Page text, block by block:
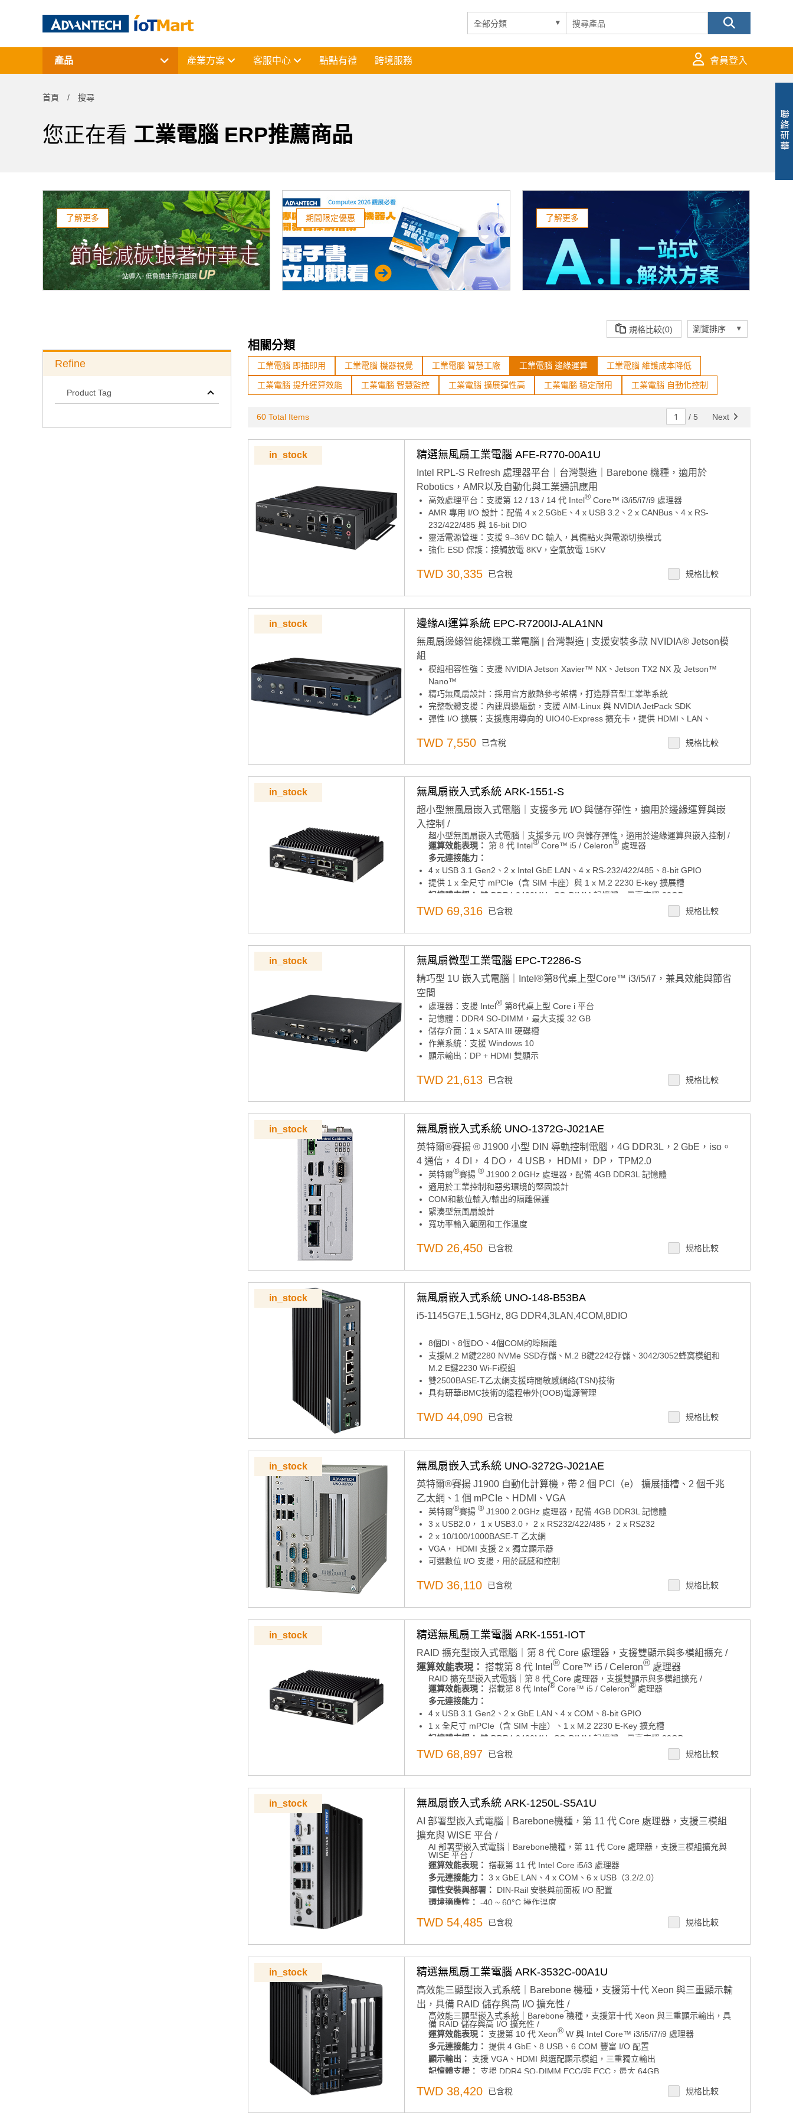
產品 產業方案 客服中心 點點有禮 跨境服務 會員登入
電腦平台
周邊應用組件
授權軟體與研華課程
首頁 搜尋
您正在看 工業電腦 ERP推薦商品
了解更多 期間限定優惠 了解更多
規格比較(0)
Refine
Product Tag
相關分類
工業電腦 即插即用 工業電腦 機器視覺 工業電腦 智慧工廠 工業電腦 邊緣運算 工業電腦 維護成本降低
工業電腦 提升運算效能 工業電腦 智慧監控 工業電腦 擴展彈性高 工業電腦 穩定耐用 工業電腦 自動化控制
60 Total Items / 5 Next
in_stock 精選無風扇工業電腦 AFE-R770-00A1U
Intel RPL-S Refresh 處理器平台｜台灣製造｜Barebone 機種，適用於
Robotics，AMR以及自動化與工業通訊應用
高效處理平台：支援第 12 / 13 / 14 代 Intel®Core™ i3/i5/i7/i9 處理器
AMR 專用 I/O 設計：配備 4 x 2.5GbE、4 x USB 3.2、2 x CANBus、4 x RS-
232/422/485 與 16-bit DIO
靈活電源管理：支援 9–36V DC 輸入，具備點火與電源切換模式
強化 ESD 保護：接觸放電 8KV，空氣放電 15KV
軟體整合支援：相容 Ubuntu 22.04，內建 Advantech Robotic Suite
更多資訊歡迎觀看2026嵌入式設計特刊
TWD 30,335 已含稅 規格比較
in_stock 邊緣AI運算系統 EPC-R7200IJ-ALA1NN
無風扇邊緣智能裸機工業電腦 | 台灣製造 | 支援安裝多款 NVIDIA® Jetson模
組
模組相容性強：支援 NVIDIA Jetson Xavier™ NX、Jetson TX2 NX 及 Jetson™
Nano™
精巧無風扇設計：採用官方散熱參考架構，打造靜音型工業準系統
完整軟體支援：內建周邊驅動，支援 AIM-Linux 與 NVIDIA JetPack SDK
彈性 I/O 擴展：支援應用導向的 UIO40-Express 擴充卡，提供 HDMI、LAN、
工業級耐用性：支援 -20 ~ 60°C 寬溫、強化電源輸入與抗震特性
TWD 7,550 已含稅 規格比較
in_stock 無風扇嵌入式系統 ARK-1551-S
超小型無風扇嵌入式電腦｜支援多元 I/O 與儲存彈性，適用於邊緣運算與嵌
入控制 /
運算效能表現：第 8 代 Intel®Core™ i5 / Celeron ®處理器
多元連接能力：
4 x USB 3.1 Gen2、2 x Intel GbE LAN、4 x RS-232/422/485、8-bit GPIO
提供 1 x 全尺寸 mPCIe（含 SIM 卡座）與 1 x M.2 2230 E-key 擴展槽
記憶體支援： 雙 DDR4 2400MHz SO-DIMM 記憶體，最高支援 32GB
儲存擴充彈性：
支援 Advantech SQF PCIe x2 NVMe 儲存裝置
顯示輸出：支援 4K2K HDMI 與 VGA 雙獨立顯示輸出
電源管理：
安全性機制：本產品無 RED 認證
產品諮詢服務：規格諮詢 / 案場規劃 / 交期確認請點此
超小型無風扇嵌入式電腦｜支援多元 I/O 與儲存彈性，適用於邊緣運算與嵌入控制 /
運算效能表現：
第 8 代 Intel®Core™ i5 / Celeron®處理器
多元連接能力：
4 x USB 3.1 Gen2、2 x Intel GbE LAN、4 x RS-232/422/485、8-bit GPIO
提供 1 x 全尺寸 mPCIe（含 SIM 卡座）與 1 x M.2 2230 E-key 擴展槽
記憶體支援： 雙 DDR4 2400MHz SO-DIMM 記憶體，最高支援 32GB
儲存擴充彈性：
1 x 可插拔 2.5 吋 SATA 硬碟托架與 1 x mSATA 插槽，支援 Intel 軟體 RAID 0/1
作業系統相容性：支援 Windows 10 IoT /Windows 11 IoT（選配）
支援 Advantech SQF PCIe x2 NVMe 儲存裝置
顯示輸出：支援 4K2K HDMI 與 VGA 雙獨立顯示輸出
安全性機制：本產品無 RED 認證
產品諮詢服務：
TWD 69,316 已含稅 規格比較
in_stock 無風扇微型工業電腦 EPC-T2286-S
精巧型 1U 嵌入式電腦｜Intel®第8代桌上型Core™ i3/i5/i7，兼具效能與節省
空間
處理器：支援 Intel®第8代桌上型 Core i 平台
記憶體：DDR4 SO-DIMM，最大支援 32 GB
儲存介面：1 x SATA III 硬碟槽
作業系統：支援 Windows 10
顯示輸出：DP + HDMI 雙顯示
軟體支援：SUSI、WISE-DeviceOn 及 Edge AI Suite
TWD 21,613 已含稅 規格比較
in_stock 無風扇嵌入式系統 UNO-1372G-J021AE
英特爾®賽揚 ® J1900 小型 DIN 導軌控制電腦，4G DDR3L，2 GbE，iso。
4 通信， 4 DI， 4 DO， 4 USB， HDMI， DP， TPM2.0
英特爾®賽揚 ®J1900 2.0GHz 處理器，配備 4GB DDR3L 記憶體
適用於工業控制和惡劣環境的堅固設計
COM和數位輸入/輸出的隔離保護
緊湊型無風扇設計
寬功率輸入範圍和工作溫度
靈活擴展各種應用的功能
專為硬體安全而設計的專用 TPM2.0 微控制器
TWD 26,450 已含稅 規格比較
in_stock 無風扇嵌入式系統 UNO-148-B53BA
i5-1145G7E,1.5GHz, 8G DDR4,3LAN,4COM,8DIO
8個DI、8個DO、4個COM的埠隔離
支援M.2 M鍵2280 NVMe SSD存儲、M.2 B鍵2242存儲、3042/3052蜂窩模組和
M.2 E鍵2230 Wi-Fi模組
雙2500BASE-T乙太網支援時間敏感網絡(TSN)技術
具有研華iBMC技術的遠程帶外(OOB)電源管理
TWD 44,090 已含稅 規格比較
in_stock 無風扇嵌入式系統 UNO-3272G-J021AE
英特爾®賽揚 J1900 自動化計算機，帶 2 個 PCI（e） 擴展插槽、2 個千兆
乙太網、1 個 mPCIe、HDMI、VGA
英特爾®賽揚 ®J1900 2.0GHz 處理器，配備 4GB DDR3L 記憶體
3 x USB2.0， 1 x USB3.0， 2 x RS232/422/485， 2 x RS232
2 x 10/100/1000BASE-T 乙太網
VGA， HDMI 支援 2 x 獨立顯示器
可選數位 I/O 支援，用於感感和控制
通過 iDOOR 技術實現靈活的系統 I/O 擴展
雙電源輸入，實現電源冗餘
TWD 36,110 已含稅 規格比較
in_stock 精選無風扇工業電腦 ARK-1551-IOT
RAID 擴充型嵌入式電腦｜第 8 代 Core 處理器，支援雙顯示與多模組擴充 /
運算效能表現： 搭載第 8 代 Intel ®Core™ i5 / Celeron®處理器
多元連接能力：
4 x USB 3.1 Gen2、2 x GbE LAN、4 x COM、8-bit GPIO
1 x 全尺寸 mPCIe（含 SIM 卡座）、1 x M.2 2230 E-Key 擴充槽
記憶體支援：雙 DDR4 2400MHz SO-DIMM 記憶體，最高支援 32GB
儲存擴充彈性：
可插拔 2.5 吋 SATA 硬碟托架與 mSATA 插槽，支援 RAID 0/1
電源管理： 支援 12V ~ 24V（-10% / +20%）寬範圍電源輸入
安全性機制：不具 RED 認證
產品諮詢服務：規格諮詢 / 案場規劃 / 交期確認請點此
RAID 擴充型嵌入式電腦｜第 8 代 Core 處理器，支援雙顯示與多模組擴充 /
運算效能表現： 搭載第 8 代 Intel®Core™ i5 / Celeron®處理器
多元連接能力：
4 x USB 3.1 Gen2、2 x GbE LAN、4 x COM、8-bit GPIO
1 x 全尺寸 mPCIe（含 SIM 卡座）、1 x M.2 2230 E-Key 擴充槽
記憶體支援： 雙 DDR4 2400MHz SO-DIMM 記憶體，最高支援 32GB
儲存擴充彈性：
可插拔 2.5 吋 SATA 硬碟托架與 mSATA 插槽，支援 RAID 0/1
支援 Advantech SQF PCIe x2 NVMe 儲存
顯示輸出：支援 HDMI 4K2K 與 VGA 雙獨立顯示
作業系統支援：相容 Windows 10 IoT/ Windows 11 IoT
安全性機制：不具 RED 認證
產品諮詢服務：規格諮詢 / 案場規劃 / 交期確認請點此
TWD 68,897 已含稅 規格比較
in_stock 無風扇嵌入式系統 ARK-1250L-S5A1U
AI 部署型嵌入式電腦｜Barebone機種，第 11 代 Core 處理器，支援三模組
擴充與 WISE 平台 /
運算效能表現：搭載第 11 代 Intel Core i5/i3 處理器
多元連接能力：3 x GbE LAN、4 x COM、6 x USB（3.2/2.0）
彈性安裝與部署：DIN-Rail 安裝與前面板 I/O 配置
環境適應性：-40 ~ 60°C 操作溫度
顯示輸出：支援 4K HDMI 與 VGA 雙顯示輸出
儲存擴充彈性： mSATA 與 1 x 2.5 吋 SATA 儲存
產品諮詢服務：規格諮詢 / 案場規劃 / 交期確認請點此
AI 部署型嵌入式電腦｜Barebone機種，第 11 代 Core 處理器，支援三模組擴充與
WISE 平台 /
運算效能表現： 搭載第 11 代 Intel Core i5/i3 處理器
多元連接能力： 3 x GbE LAN、4 x COM、6 x USB（3.2/2.0）
彈性安裝與部署：
DIN-Rail 安裝與前面板 I/O 配置
環境適應性： -40 ~ 60°C 操作溫度
儲存擴充彈性：
mSATA 與 1 x 2.5 吋 SATA 儲存
軟體支援： 支援 WISE-DeviceOn 大規模部署
產品諮詢服務：規格諮詢 / 案場規劃 / 交期確認請點此
TWD 54,485 已含稅 規格比較
in_stock 精選無風扇工業電腦 ARK-3532C-00A1U
高效能三顯型嵌入式系統｜Barebone 機種，支援第十代 Xeon 與三重顯示輸
出，具備 RAID 儲存與高 I/O 擴充性 /
運算效能表現：支援第 10 代 Xeon®W 與 Intel Core™ i3/i5/i7/i9 處理器
多元連接能力：提供 4 GbE、8 USB、6 COM 豐富 I/O 配置
顯示輸出：支援 VGA、HDMI 與選配顯示模組，三重獨立輸出
記憶體支援：支援 DDR4 SO-DIMM ECC/非 ECC，最大 64GB
電源管理：12-36VDC 寬電壓輸入
儲存擴充彈性：提供 4 個 2.5 吋硬碟托架，支援 Intel 軟體 RAID
高效能三顯型嵌入式系統｜Barebone 機種，支援第十代 Xeon 與三重顯示輸出，具
備 RAID 儲存與高 I/O 擴充性 /
運算效能表現：
支援第 10 代 Xeon®W 與 Intel Core™ i3/i5/i7/i9 處理器
多元連接能力： 提供 4 GbE、8 USB、6 COM 豐富 I/O 配置
顯示輸出：
支援 VGA、HDMI 與選配顯示模組，三重獨立輸出
記憶體支援：
支援 DDR4 SO-DIMM ECC/非 ECC，最大 64GB
儲存擴充彈性：
提供 4 個 2.5 吋硬碟托架，支援 Intel 軟體 RAID
TWD 38,420 已含稅 規格比較